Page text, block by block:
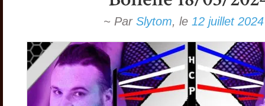
~ Par Slytom, le 12 juillet 2024